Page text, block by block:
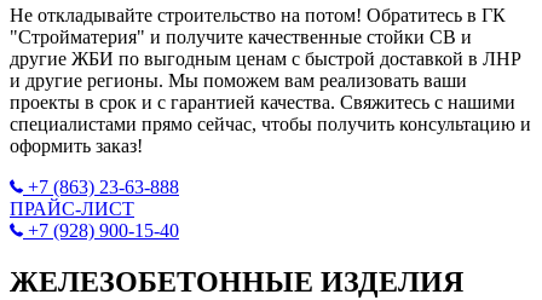
Не откладывайте строительство на потом! Обратитесь в ГК
"Стройматерия" и получите качественные стойки СВ и
другие ЖБИ по выгодным ценам с быстрой доставкой в ЛНР
и другие регионы. Мы поможем вам реализовать ваши
проекты в срок и с гарантией качества. Свяжитесь с нашими
специалистами прямо сейчас, чтобы получить консультацию и
оформить заказ!
+7 (863) 23-63-888
ПРАЙС-ЛИСТ
+7 (928) 900-15-40
ЖЕЛЕЗОБЕТОННЫЕ ИЗДЕЛИЯ